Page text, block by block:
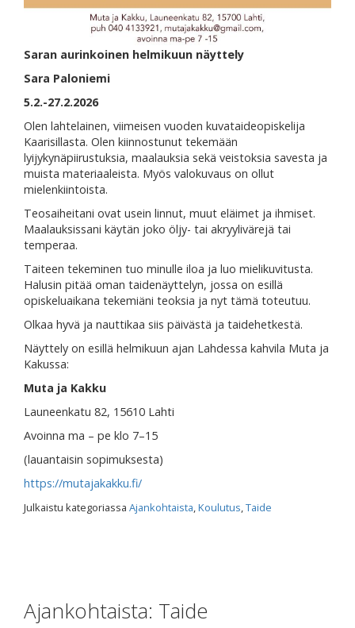
Saran aurinkoinen helmikuun näyttely
Sara Paloniemi
5.2.-27.2.2026
Olen lahtelainen, viimeisen vuoden kuvataideopiskelija
Kaarisillasta. Olen kiinnostunut tekemään
lyijykynäpiirustuksia, maalauksia sekä veistoksia savesta ja
muista materiaaleista. Myös valokuvaus on ollut
mielenkiintoista.
Teosaiheitani ovat usein linnut, muut eläimet ja ihmiset.
Maalauksissani käytän joko öljy- tai akryylivärejä tai
temperaa.
Taiteen tekeminen tuo minulle iloa ja luo mielikuvitusta.
Halusin pitää oman taidenäyttelyn, jossa on esillä
opiskeluaikana tekemiäni teoksia ja nyt tämä toteutuu.
Olkaa hyvä ja nauttikaa siis päivästä ja taidehetkestä.
Näyttely on esillä helmikuun ajan Lahdessa kahvila Muta ja
Kakussa:
Muta ja Kakku
Launeenkatu 82, 15610 Lahti
Avoinna ma – pe klo 7–15
(lauantaisin sopimuksesta)
https://mutajakakku.fi/
Julkaistu kategoriassa Ajankohtaista,Koulutus,Taide
Ajankohtaista: Taide